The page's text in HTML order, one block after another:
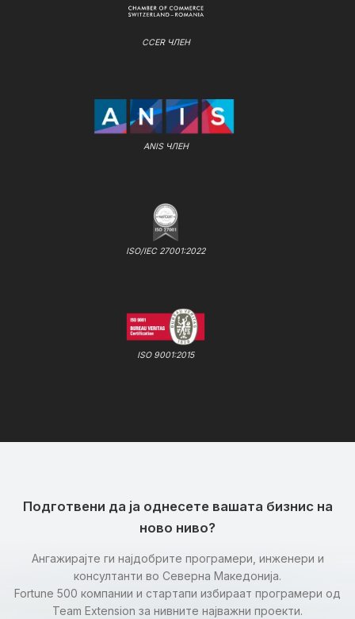
CCER ЧЛЕН
ANIS ЧЛЕН
ISO/IEC 27001:2022
ISO 9001:2015
Подготвени да ја однесете вашата бизнис на
ново ниво?
Ангажирајте ги најдобрите програмери, инженери и
консултанти во Северна Македонија.
Fortune 500 компании и стартапи избираат програмери од
Team Extension за нивните најважни проекти.